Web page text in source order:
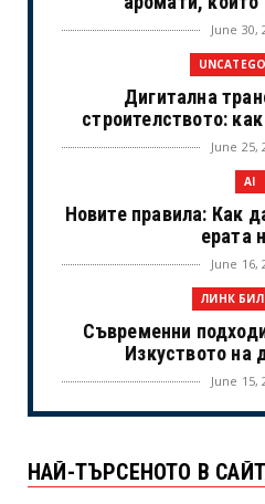
June 30,
Дигитална
строителството:
June 25,
AI
Новите правила: Как
ерата
June 16,
ЛИНК
Съвременни
Изкуството на
June 15,
живот на
НАЙ-ТЪРСЕНОТО В